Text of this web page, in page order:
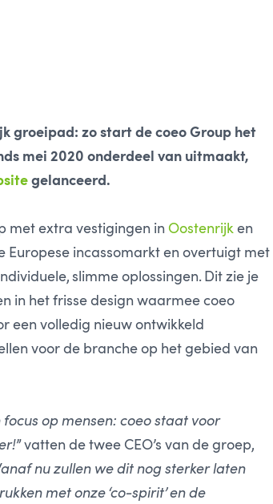
groeipad: zo start de coeo Group het
mei 2020 onderdeel van uitmaakt,
gelanceerd.
met extra vestigingen in Oostenrijk en
Europese incassomarkt en overtuigt met
slimme oplossingen. Dit zie je
in het frisse design waarmee coeo
een volledig nieuw ontwikkeld
voor de branche op het gebied van
op mensen: coeo staat voor
” vatten de twee CEO’s van de groep,
nu zullen we dit nog sterker laten
met onze ‘co-spirit’ en de